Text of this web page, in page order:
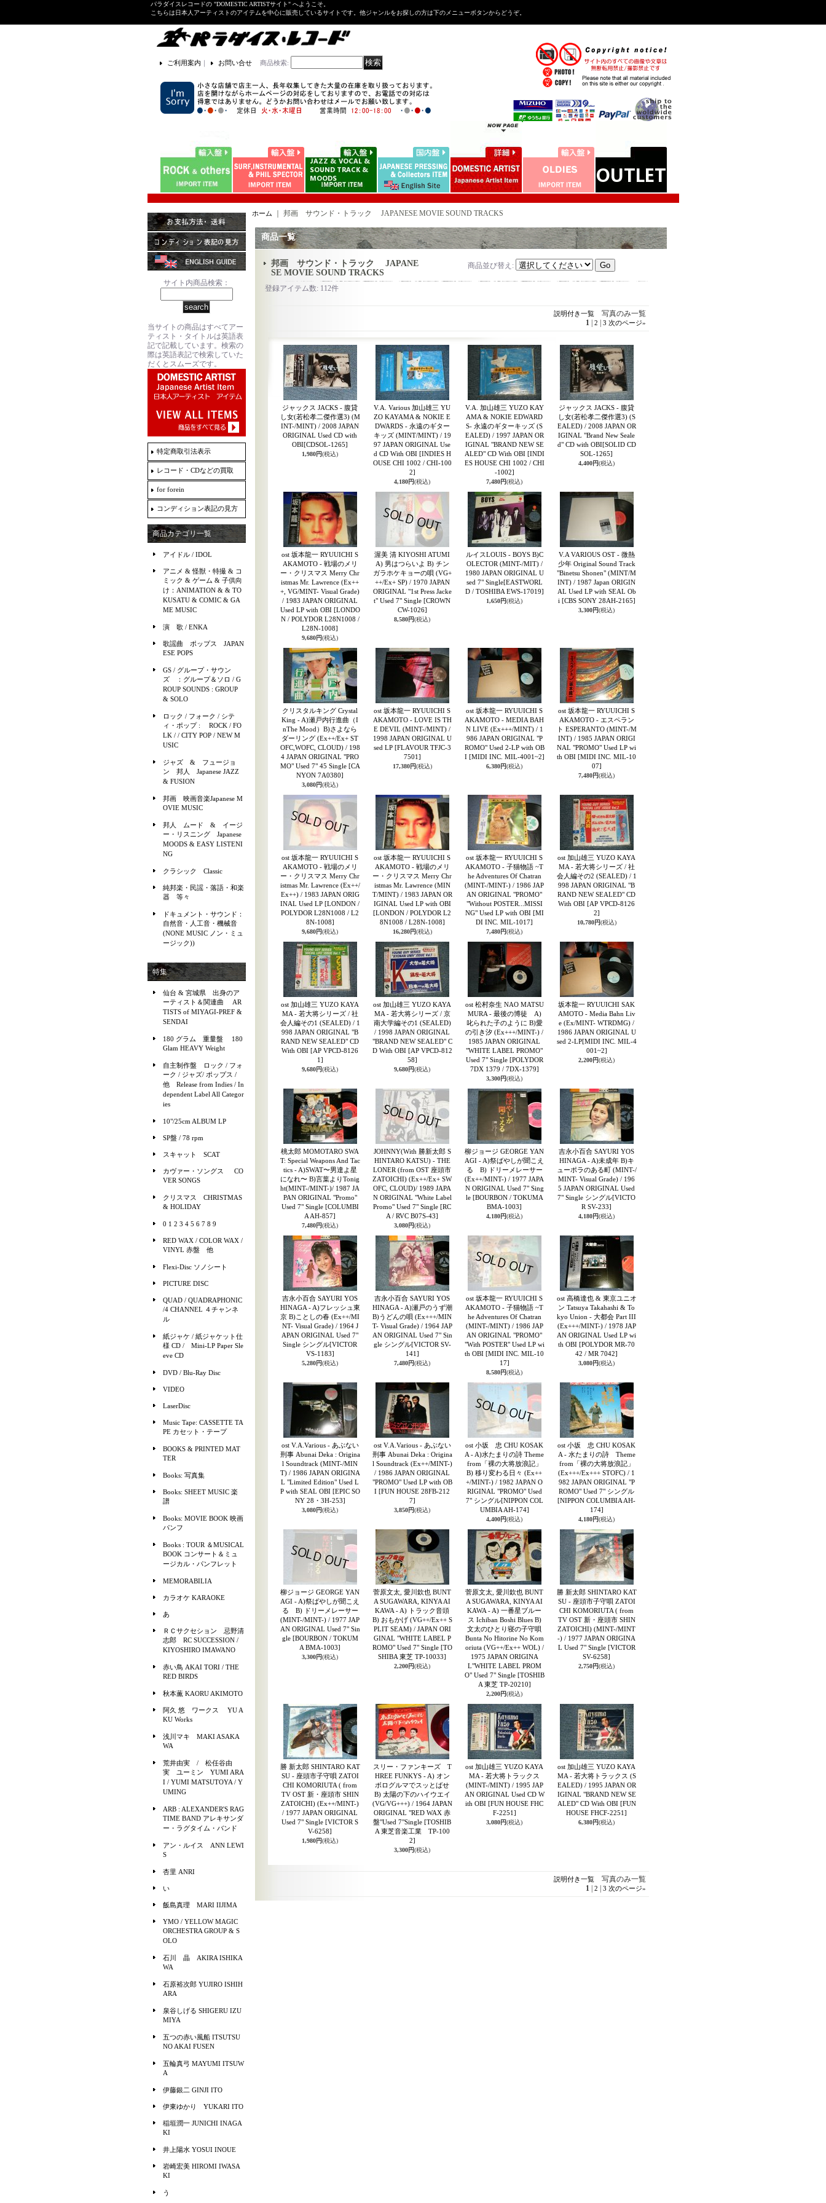
パラダイスレコードの "DOMESTIC ARTISTサイト" へようこそ。
こちらは日本人アーティストのアイテムを中心に販売しているサイトです。他ジャンルをお探しの方は下のメニューボタンからどうぞ。
ご利用案内 ｜ お問い合せ 商品検索:
サイト内商品検索：
当サイトの商品はすべてアー
ティスト・タイトルは英語表
記で記載しています。検索の
際は英語表記で検索していた
だくとスムーズです。
特定商取引法表示
レコード・CDなどの買取
for forein
コンディション表記の見方
商品カテゴリ一覧
アイドル / IDOL
アニメ & 怪獣・特撮 & コ
ミック & ゲーム & 子供向
け：ANIMATION & & TO
KUSATU & COMIC & GA
ME MUSIC
演 歌 / ENKA
歌謡曲 ポップス JAPAN
ESE POPS
GS / グループ・サウン
ズ ：グループ＆ソロ / G
ROUP SOUNDS : GROUP
& SOLO
ロック / フォーク / シテ
ィ・ポップ : ROCK / FO
LK / / CITY POP / NEW M
USIC
ジャズ & フュージョ
ン 邦人 Japanese JAZZ
& FUSION
邦画 映画音楽Japanese M
OVIE MUSIC
邦人 ムード & イージ
ー・リスニング Japanese
MOODS & EASY LISTENI
NG
クラシック Classic
純邦楽・民謡・落語・和楽
器 等々
ドキュメント・サウンド：
自然音・人工音・機械音
(NONE MUSIC ノン・ミュ
ージック))
特集
仙台 & 宮城県 出身のア
ーティスト＆関連曲 AR
TISTS of MIYAGI-PREF &
SENDAI
180 グラム 重量盤 180
Glam HEAVY Weight
自主制作盤 ロック / フォ
ーク / ジャズ/ ポップス /
他 Release from Indies / In
dependent Label All Categor
ies
10"/25cm ALBUM LP
SP盤 / 78 rpm
スキャット SCAT
カヴァー・ソングス CO
VER SONGS
クリスマス CHRISTMAS
& HOLIDAY
0 1 2 3 4 5 6 7 8 9
RED WAX / COLOR WAX /
VINYL 赤盤 他
Flexi-Disc ソノシート
PICTURE DISC
QUAD / QUADRAPHONIC
/4 CHANNEL ４チャンネ
ル
紙ジャケ / 紙ジャケット仕
様 CD / Mini-LP Paper Sle
eve CD
DVD / Blu-Ray Disc
VIDEO
LaserDisc
Music Tape: CASSETTE TA
PE カセット・テープ
BOOKS & PRINTED MAT
TER
Books: 写真集
Books: SHEET MUSIC 楽
譜
Books: MOVIE BOOK 映画
パンフ
Books : TOUR ＆MUSICAL
BOOK コンサート＆ミュ
ージカル・パンフレット
MEMORABILIA
カラオケ KARAOKE
あ
ＲＣサクセション 忌野清
志郎 RC SUCCESSION /
KIYOSHIRO IMAWANO
赤い鳥 AKAI TORI / THE
RED BIRDS
秋本薫 KAORU AKIMOTO
阿久 悠 ワークス YU A
KU Works
浅川マキ MAKI ASAKA
WA
荒井由実 / 松任谷由
実 ユーミン YUMI ARA
I / YUMI MATSUTOYA / Y
UMING
ARB : ALEXANDER'S RAG
TIME BAND アレキサンダ
ー・ラグタイム・バンド
アン・ルイス ANN LEWI
S
杏里 ANRI
い
飯島真理 MARI IIJIMA
YMO / YELLOW MAGIC
ORCHESTRA GROUP & S
OLO
石川 晶 AKIRA ISHIKA
WA
石原裕次郎 YUJIRO ISHIH
ARA
泉谷しげる SHIGERU IZU
MIYA
五つの赤い風船 ITSUTSU
NO AKAI FUSEN
五輪真弓 MAYUMI ITSUW
A
伊藤銀二 GINJI ITO
伊東ゆかり YUKARI ITO
稲垣潤一 JUNICHI INAGA
KI
井上陽水 YOSUI INOUE
岩崎宏美 HIROMI IWASA
KI
う
ホーム 邦画 サウンド・トラック JAPANESE MOVIE SOUND TRACKS
商品一覧
邦画 サウンド・トラック JAPANE
SE MOVIE SOUND TRACKS
商品並び替え :
登録アイテム数:112件
説明付き一覧写真のみ一覧
1| 2 3 次のページ»
ジャックス JACKS - 腹貸
し女(若松孝二傑作選3) (M
INT-/MINT) / 2008 JAPAN
ORIGINAL Used CD with
OBI[CDSOL-1265]
1,980円(税込)
V.A. Various 加山雄三 YU
ZO KAYAMA & NOKIE E
DWARDS - 永遠のギター
キッズ (MINT/MINT) / 19
97 JAPAN ORIGINAL Use
d CD With OBI [INDIES H
OUSE CHI 1002 / CHI-100
2]
4,180円(税込)
V.A. 加山雄三 YUZO KAY
AMA & NOKIE EDWARD
S- 永遠のギターキッズ (S
EALED) / 1997 JAPAN OR
IGINAL "BRAND NEW SE
ALED" CD With OBI [INDI
ES HOUSE CHI 1002 / CHI
-1002]
7,480円(税込)
ジャックス JACKS - 腹貸
し女(若松孝二傑作選3) (S
EALED) / 2008 JAPAN OR
IGINAL "Brand New Seale
d" CD with OBI[SOLID CD
SOL-1265]
4,400円(税込)
ost 坂本龍一 RYUUICHI S
AKAMOTO - 戦場のメリ
ー・クリスマス Merry Chr
istmas Mr. Lawrence (Ex++
+, VG/MINT- Visual Grade)
/ 1983 JAPAN ORIGINAL
Used LP with OBI [LONDO
N / POLYDOR L28N1008 /
L28N-1008]
9,680円(税込)
渥美 清 KIYOSHI ATUMI
A) 男はつらいよ B) チン
ガラホケキョーの唄 (VG+
++/Ex+ SP) / 1970 JAPAN
ORIGINAL "1st Press Jacke
t" Used 7" Single [CROWN
CW-1026]
8,580円(税込)
ルイスLOUIS - BOYS B)C
OLECTOR (MINT-/MIT) /
1980 JAPAN ORIGINAL U
sed 7" Single[EASTWORL
D / TOSHIBA EWS-17019]
1,650円(税込)
V.A VARIOUS OST - 微熱
少年 Original Sound Track
"Binetsu Shonen" (MINT/M
INT) / 1987 Japan ORIGIN
AL Used LP with SEAL Ob
i [CBS SONY 28AH-2165]
3,300円(税込)
クリスタルキング Crystal
King - A)瀬戸内行進曲（I
nThe Mood）B)さよなら
ダーリング (Ex++/Ex+ ST
OFC,WOFC, CLOUD) / 198
4 JAPAN ORIGINAL "PRO
MO" Used 7" 45 Single [CA
NYON 7A0380]
3,080円(税込)
ost 坂本龍一 RYUUICHI S
AKAMOTO - LOVE IS TH
E DEVIL (MINT-/MINT) /
1998 JAPAN ORIGINAL U
sed LP [FLAVOUR TFJC-3
7501]
17,380円(税込)
ost 坂本龍一 RYUUICHI S
AKAMOTO - MEDIA BAH
N LIVE (Ex+++/MINT) / 1
986 JAPAN ORIGINAL "P
ROMO" Used 2-LP with OB
I [MIDI INC. MIL-4001~2]
6,380円(税込)
ost 坂本龍一 RYUUICHI S
AKAMOTO - エスペラン
ト ESPERANTO (MINT-/M
INT) / 1985 JAPAN ORIGI
NAL "PROMO" Used LP wi
th OBI [MIDI INC. MIL-10
07]
7,480円(税込)
ost 坂本龍一 RYUUICHI S
AKAMOTO - 戦場のメリ
ー・クリスマス Merry Chr
istmas Mr. Lawrence (Ex++/
Ex++) / 1983 JAPAN ORIG
INAL Used LP [LONDON /
POLYDOR L28N1008 / L2
8N-1008]
9,680円(税込)
ost 坂本龍一 RYUUICHI S
AKAMOTO - 戦場のメリ
ー・クリスマス Merry Chr
istmas Mr. Lawrence (MIN
T/MINT) / 1983 JAPAN OR
IGINAL Used LP with OBI
[LONDON / POLYDOR L2
8N1008 / L28N-1008]
16,280円(税込)
ost 坂本龍一 RYUUICHI S
AKAMOTO - 子猫物語 ~T
he Adventures Of Chatran
(MINT-/MINT-) / 1986 JAP
AN ORIGINAL "PROMO"
"Without POSTER...MISSI
NG" Used LP with OBI [MI
DI INC. MIL-1017]
7,480円(税込)
ost 加山雄三 YUZO KAYA
MA - 若大将シリーズ / 社
会人編その2 (SEALED) / 1
998 JAPAN ORIGINAL "B
RAND NEW SEALED" CD
With OBI [AP VPCD-8126
2]
10,780円(税込)
ost 加山雄三 YUZO KAYA
MA - 若大将シリーズ / 社
会人編その1 (SEALED) / 1
998 JAPAN ORIGINAL "B
RAND NEW SEALED" CD
With OBI [AP VPCD-8126
1]
9,680円(税込)
ost 加山雄三 YUZO KAYA
MA - 若大将シリーズ / 京
南大学編その1 (SEALED)
/ 1998 JAPAN ORIGINAL
"BRAND NEW SEALED" C
D With OBI [AP VPCD-812
58]
9,680円(税込)
ost 松村奈生 NAO MATSU
MURA - 最後の博徒 A)
叱られた子のように B)愛
の引き汐 (Ex+++/MINT-) /
1985 JAPAN ORIGINAL
"WHITE LABEL PROMO"
Used 7" Single [POLYDOR
7DX 1379 / 7DX-1379]
3,300円(税込)
坂本龍一 RYUUICHI SAK
AMOTO - Media Bahn Liv
e (Ex/MINT- WTRDMG) /
1986 JAPAN ORIGINAL U
sed 2-LP[MIDI INC. MIL-4
001~2]
2,200円(税込)
桃太郎 MOMOTARO SWA
T: Special Weapons And Tac
tics - A)SWAT〜男達よ星
になれ〜 B)言葉よりTonig
ht(MINT-/MINT-)/ 1987 JA
PAN ORIGINAL "Promo"
Used 7" Single [COLUMBI
A AH-857]
7,480円(税込)
JOHNNY(With 勝新太郎 S
HINTARO KATSU) - THE
LONER (from OST 座頭市
ZATOICHI) (Ex++/Ex+ SW
OFC, CLOUD)/ 1989 JAPA
N ORIGINAL "White Label
Promo" Used 7" Single [RC
A / RVC B07S-43]
3,080円(税込)
柳ジョージ GEORGE YAN
AGI - A)祭ばやしが聞こえ
る B) ドリーメレーサー
(Ex++/MINT-) / 1977 JAPA
N ORIGINAL Used 7" Sing
le [BOURBON / TOKUMA
BMA-1003]
4,180円(税込)
吉永小百合 SAYURI YOS
HINAGA - A)未成年 B)キ
ューポラのある町 (MINT-/
MINT- Visual Grade) / 196
5 JAPAN ORIGINAL Used
7" Single シングル[VICTO
R SV-233]
4,180円(税込)
吉永小百合 SAYURI YOS
HINAGA - A)フレッシュ東
京 B)ことしの春 (Ex++/MI
NT- Visual Grade) / 1964 J
APAN ORIGINAL Used 7"
Single シングル[VICTOR
VS-1183]
5,280円(税込)
吉永小百合 SAYURI YOS
HINAGA - A)瀬戸のうず潮
B)うどんの唄 (Ex+++/MIN
T- Visual Grade) / 1964 JAP
AN ORIGINAL Used 7" Sin
gle シングル[VICTOR SV-
141]
7,480円(税込)
ost 坂本龍一 RYUUICHI S
AKAMOTO - 子猫物語 ~T
he Adventures Of Chatran
(MINT-/MINT) / 1986 JAP
AN ORIGINAL "PROMO"
"With POSTER" Used LP wi
th OBI [MIDI INC. MIL-10
17]
8,580円(税込)
ost 高橋達也 & 東京ユニオ
ン Tatsuya Takahashi & To
kyo Union - 大都会 Part III
(Ex+++/MINT-) / 1978 JAP
AN ORIGINAL Used LP wi
th OBI [POLYDOR MR-70
42 / MR 7042]
3,080円(税込)
ost V.A.Various -‎ あぶない
刑事 Abunai Deka : Origina
l Soundtrack (MINT-/MIN
T) / 1986 JAPAN ORIGINA
L "Limited Edition" Used L
P with SEAL OBI [EPIC SO
NY 28・3H-253]
3,080円(税込)
ost V.A.Various -‎ あぶない
刑事 Abunai Deka : Origina
l Soundtrack (Ex++/MINT-)
/ 1986 JAPAN ORIGINAL
"PROMO" Used LP with OB
I [FUN HOUSE 28FB-212
7]
3,850円(税込)
ost 小坂 忠 CHU KOSAK
A - A)水たまりの詩 Theme
from「裸の大将放浪記」
B) 移り変わる日々 (Ex++
+/MINT-) / 1982 JAPAN O
RIGINAL "PROMO" Used
7" シングル[NIPPON COL
UMBIA AH-174]
4,400円(税込)
ost 小坂 忠 CHU KOSAK
A - 水たまりの詩 Theme
from「裸の大将放浪記」
(Ex+++/Ex+++ STOFC) / 1
982 JAPAN ORIGINAL "P
ROMO" Used 7" シングル
[NIPPON COLUMBIA AH-
174]
4,180円(税込)
柳ジョージ GEORGE YAN
AGI - A)祭ばやしが聞こえ
る B) ドリーメレーサー
(MINT-/MINT-) / 1977 JAP
AN ORIGINAL Used 7" Sin
gle [BOURBON / TOKUM
A BMA-1003]
3,300円(税込)
菅原文太, 愛川欽也 BUNT
A SUGAWARA, KINYA AI
KAWA - A) トラック音頭
B) おもかげ (VG++/Ex++ S
PLIT SEAM) / JAPAN ORI
GINAL "WHITE LABEL P
ROMO" Used 7" Single [TO
SHIBA 東芝 TP-10033]
2,200円(税込)
菅原文太, 愛川欽也 BUNT
A SUGAWARA, KINYA AI
KAWA - A) 一番星ブルー
ス Ichiban Boshi Blues B)
文太のひとり寝の子守唄
Bunta No Hitorine No Kom
oriuta (VG++/Ex++ WOL) /
1975 JAPAN ORIGINA
L"WHITE LABEL PROM
O" Used 7" Single [TOSHIB
A 東芝 TP-20210]
2,200円(税込)
勝 新太郎 SHINTARO KAT
SU - 座頭市子守唄 ZATOI
CHI KOMORIUTA ( from
TV OST 新・座頭市 SHIN
ZATOICHI) (MINT-/MINT
-) / 1977 JAPAN ORIGINA
L Used 7" Single [VICTOR
SV-6258]
2,750円(税込)
勝 新太郎 SHINTARO KAT
SU - 座頭市子守唄 ZATOI
CHI KOMORIUTA ( from
TV OST 新・座頭市 SHIN
ZATOICHI) (Ex++/MINT-)
/ 1977 JAPAN ORIGINAL
Used 7" Single [VICTOR S
V-6258]
1,980円(税込)
スリー・ファンキーズ T
HREE FUNKYS - A) オン
ボログルマでスッとばせ
B) 太陽の下のハイウエイ
(VG/VG+++) / 1964 JAPAN
ORIGINAL "RED WAX 赤
盤"Used 7"Single [TOSHIB
A 東芝音楽工業 TP-100
2]
3,300円(税込)
ost 加山雄三 YUZO KAYA
MA - 若大将トラックス
(MINT-/MINT) / 1995 JAP
AN ORIGINAL Used CD W
ith OBI [FUN HOUSE FHC
F-2251]
3,080円(税込)
ost 加山雄三 YUZO KAYA
MA - 若大将トラックス (S
EALED) / 1995 JAPAN OR
IGINAL "BRAND NEW SE
ALED" CD With OBI [FUN
HOUSE FHCF-2251]
6,380円(税込)
説明付き一覧写真のみ一覧
1| 2 3 次のページ»